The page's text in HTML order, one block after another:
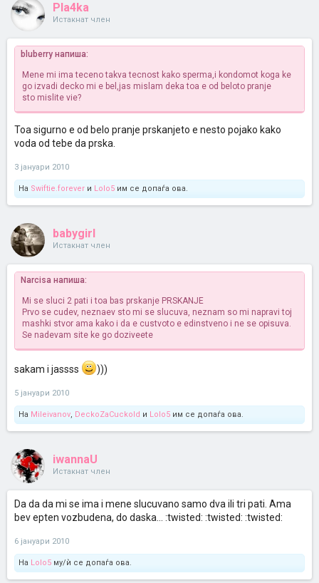
Pla4ka
Истакнат член
bluberry напиша:
Mene mi ima teceno takva tecnost kako sperma,i kondomot koga ke
go izvadi decko mi e bel,jas mislam deka toa e od beloto pranje
sto mislite vie?
Toa sigurno e od belo pranje prskanjeto e nesto pojako kako
voda od tebe da prska.
3 јануари 2010
На Swiftie.forever и Lolo5 им се допаѓа ова.
babygirl
Истакнат член
Narcisa напиша:
Mi se sluci 2 pati i toa bas prskanje PRSKANJE
Prvo se cudev, neznaev sto mi se slucuva, neznam so mi napravi toj
mashki stvor ama kako i da e custvoto e edinstveno i ne se opisuva.
Se nadevam site ke go doziveete
sakam i jassss )))
5 јануари 2010
На Mileivanov, DeckoZaCuckold и Lolo5 им се допаѓа ова.
iwannaU
Истакнат член
Da da da mi se ima i mene slucuvano samo dva ili tri pati. Ama
bev epten vozbudena, do daska... :twisted: :twisted: :twisted:
6 јануари 2010
На Lolo5 му/ѝ се допаѓа ова.